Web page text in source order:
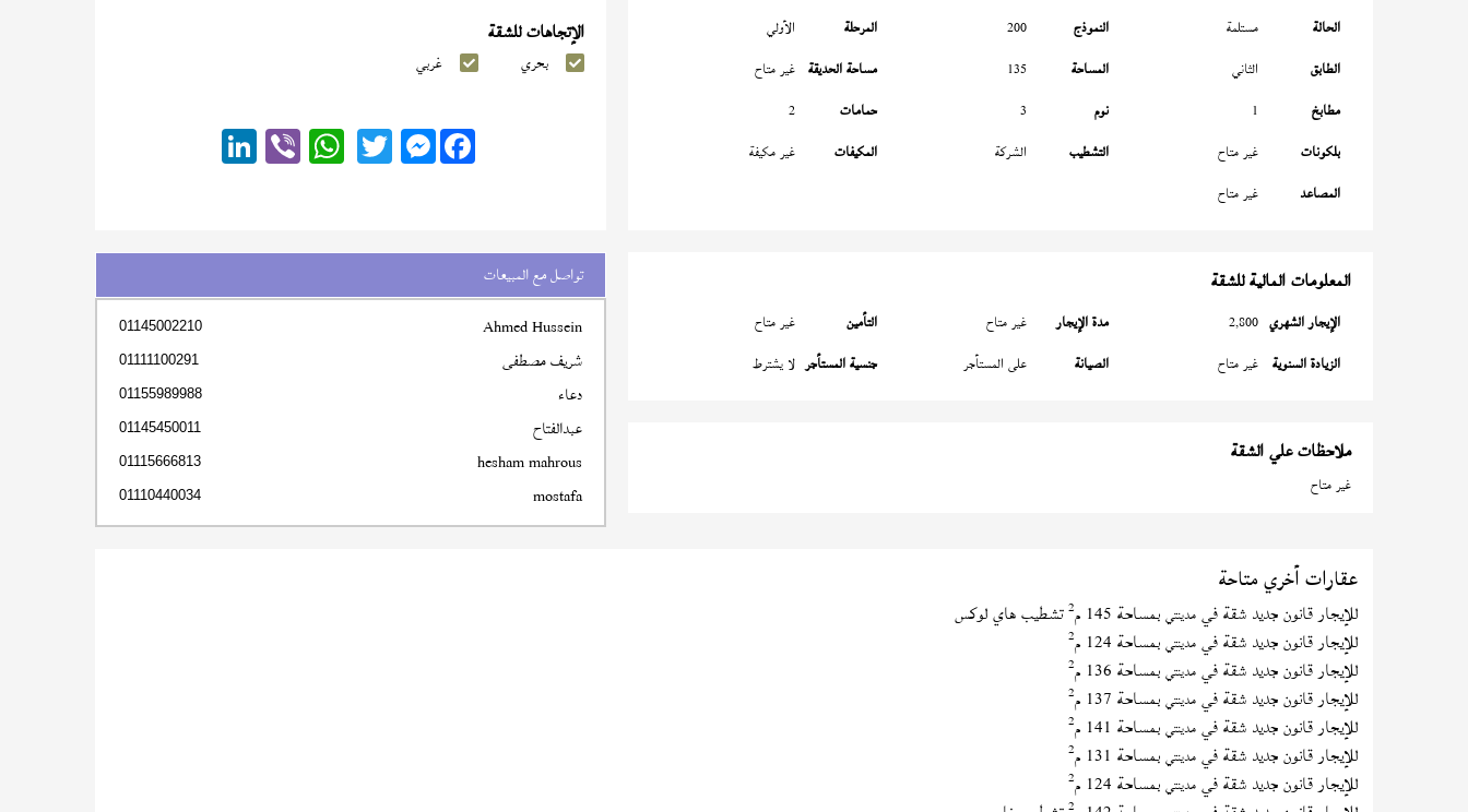
الحالة
مستلمة النموذج 200 المرحلة
الأولي
الطابق
الثاني المساحة 135 مساحة الحديقة غير متاح
مطابخ
1 نوم 3 حمامات
2
بلكونات
غير متاح التشطيب الشركة المكيفات
غير مكيفة
المصاعد
غير متاح
الإتجاهات للشقة
بحري غربي
Messenger
المعلومات المالية للشقة
الإيجار الشهري 2,800 مدة الإيجار غير متاح التأمين
غير متاح
الزيادة السنوية غير متاح الصيانة على المستأجر جنسية المستأجر لا يشترط
ملاحظات علي الشقة
غير متاح
تواصل مع المبيعات
Ahmed Hussein
01145002210
شريف مصطفى 01111100291
دعاء 01155989988
عبدالفتاح 01145450011
hesham mahrous
01115666813
mostafa
01110440034
عقارات أخري متاحة
للإيجار قانون جديد شقة في مدينتي بمساحة 145 م 2تشطيب هاي لوكس
للإيجار قانون جديد شقة في مدينتي بمساحة 124 م 2
للإيجار قانون جديد شقة في مدينتي بمساحة 136 م 2
للإيجار قانون جديد شقة في مدينتي بمساحة 137 م 2
للإيجار قانون جديد شقة في مدينتي بمساحة 141 م 2
للإيجار قانون جديد شقة في مدينتي بمساحة 131 م 2
للإيجار قانون جديد شقة في مدينتي بمساحة 124 م 2
2